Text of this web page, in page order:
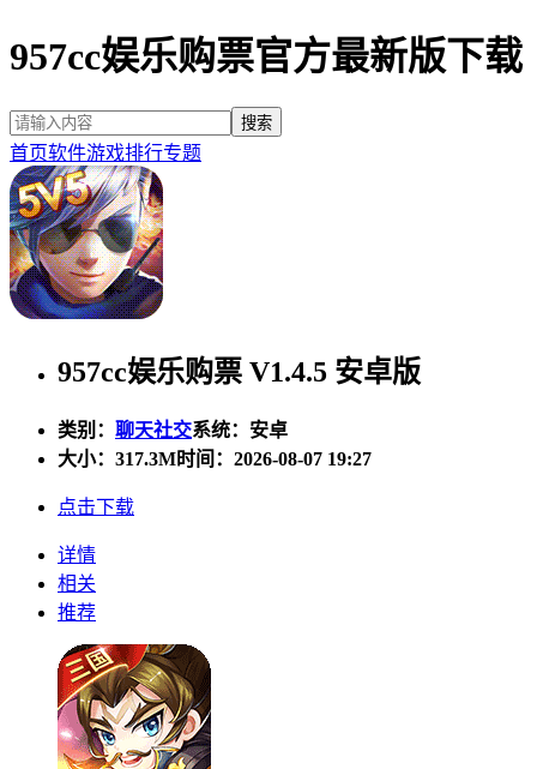
957cc娱乐购票官方最新版下载
首页软件游戏排行专题
957cc娱乐购票 V1.4.5 安卓版
类别： 聊天社交系统：安卓
大小： 317.3M时间：2026-08-07 19:27
点击下载
详情
相关
推荐